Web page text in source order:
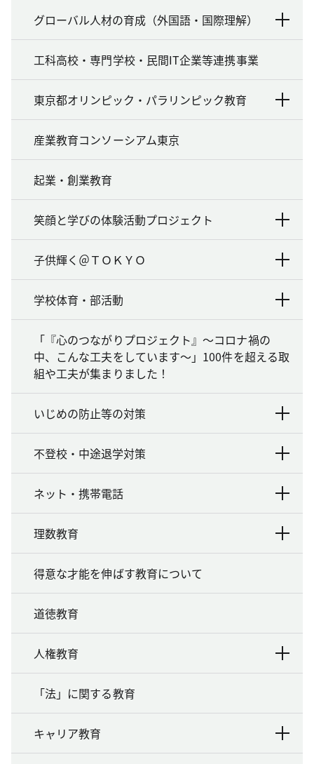
グローバル人材の育成（外国語・国際理解）
工科高校・専門学校・民間IT企業等連携事業
東京都オリンピック・パラリンピック教育
産業教育コンソーシアム東京
起業・創業教育
笑顔と学びの体験活動プロジェクト
子供輝く＠ＴＯＫＹＯ
学校体育・部活動
「『心のつながりプロジェクト』～コロナ禍の
中、こんな工夫をしています～」100件を超える取
組や工夫が集まりました！
いじめの防止等の対策
不登校・中途退学対策
ネット・携帯電話
理数教育
得意な才能を伸ばす教育について
道徳教育
人権教育
「法」に関する教育
キャリア教育